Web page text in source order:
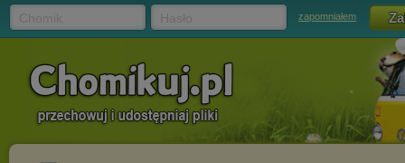
zapomniałem